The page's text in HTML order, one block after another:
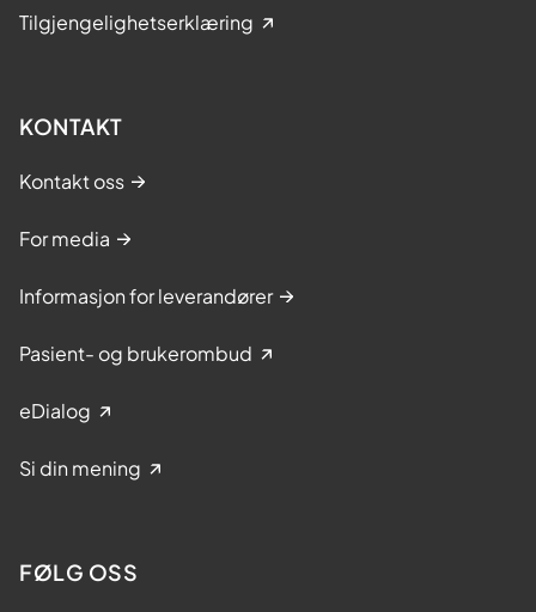
Tilgjengelighetserklæring
KONTAKT
Kontakt oss
For media
Informasjon for leverandører
Pasient- og brukerombud
eDialog
Si din mening
FØLG OSS